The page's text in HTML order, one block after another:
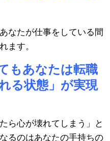
なたが仕事をしている間
ます。
もあなたは転職
る状態」が実現
ら心が壊れてしまう」と
るのはあなたの手持ちの